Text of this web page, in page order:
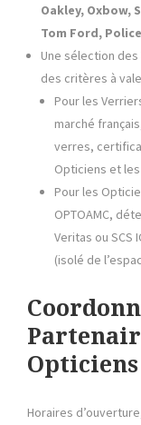
Oakley, Oxbow,
Tom Ford,
Une sélection
des critères à
Pour les
marché
verres,
Opticiens et
Pour les
OPTOAMC,
Veritas ou
(isolé de
Opticiens
Horaires